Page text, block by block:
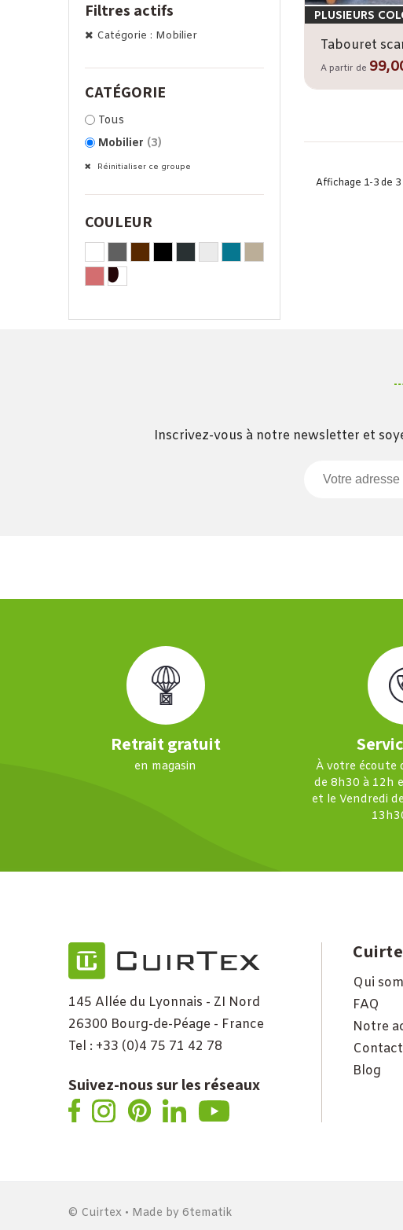
Filtres actifs
Catégorie : Mobilier
CATÉGORIE
Tous
Mobilier (3)
Réinitialiser ce groupe
COULEUR
PLUSIEURS
Tabouret
A partir de
Affichage 1-3 de
Inscrivez-vous à notre newsletter et
Retrait gratuit
en magasin
À votre écoute
de 8h30 à 12h
et le Vendredi
145 Allée du Lyonnais - ZI Nord
26300 Bourg-de-Péage - France
Tel : +33 (0)4 75 71 42 78
Suivez-nous sur les réseaux
Qui
FAQ
Notre
Blog
© Cuirtex • Made by 6tematik